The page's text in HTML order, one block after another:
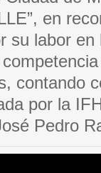
en
su labor en
contando
por la
Pedro